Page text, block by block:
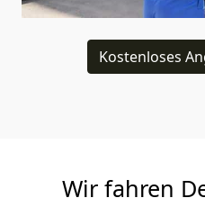
Kostenloses
Wir fahren